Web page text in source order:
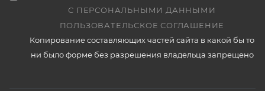
С ПЕРСОНАЛЬНЫМИ ДАННЫМИ
ПОЛЬЗОВАТЕЛЬСКОЕ СОГЛАШЕНИЕ
Копирование составляющих частей сайта в какой бы то
ни было форме без разрешения владельца запрещено